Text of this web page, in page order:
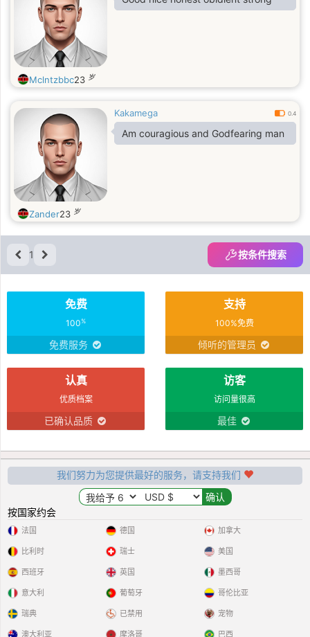
Mclntzbbc23 岁
Kakamega 0.4
Am couragious and Godfearing man
Zander23 岁
1 按条件搜索
免费
100%
免费服务
支持
100%免费
倾听的管理员
认真
优质档案
已确认品质
访客
访问量很高
最佳
我们努力为您提供最好的服务，请支持我们
按国家约会
法国
比利时
西班牙
意大利
瑞典
德国
瑞士
英国
葡萄牙
已禁用
加拿大
美国
墨西哥
哥伦比亚
宠物
澳大利亚 摩洛哥 巴西